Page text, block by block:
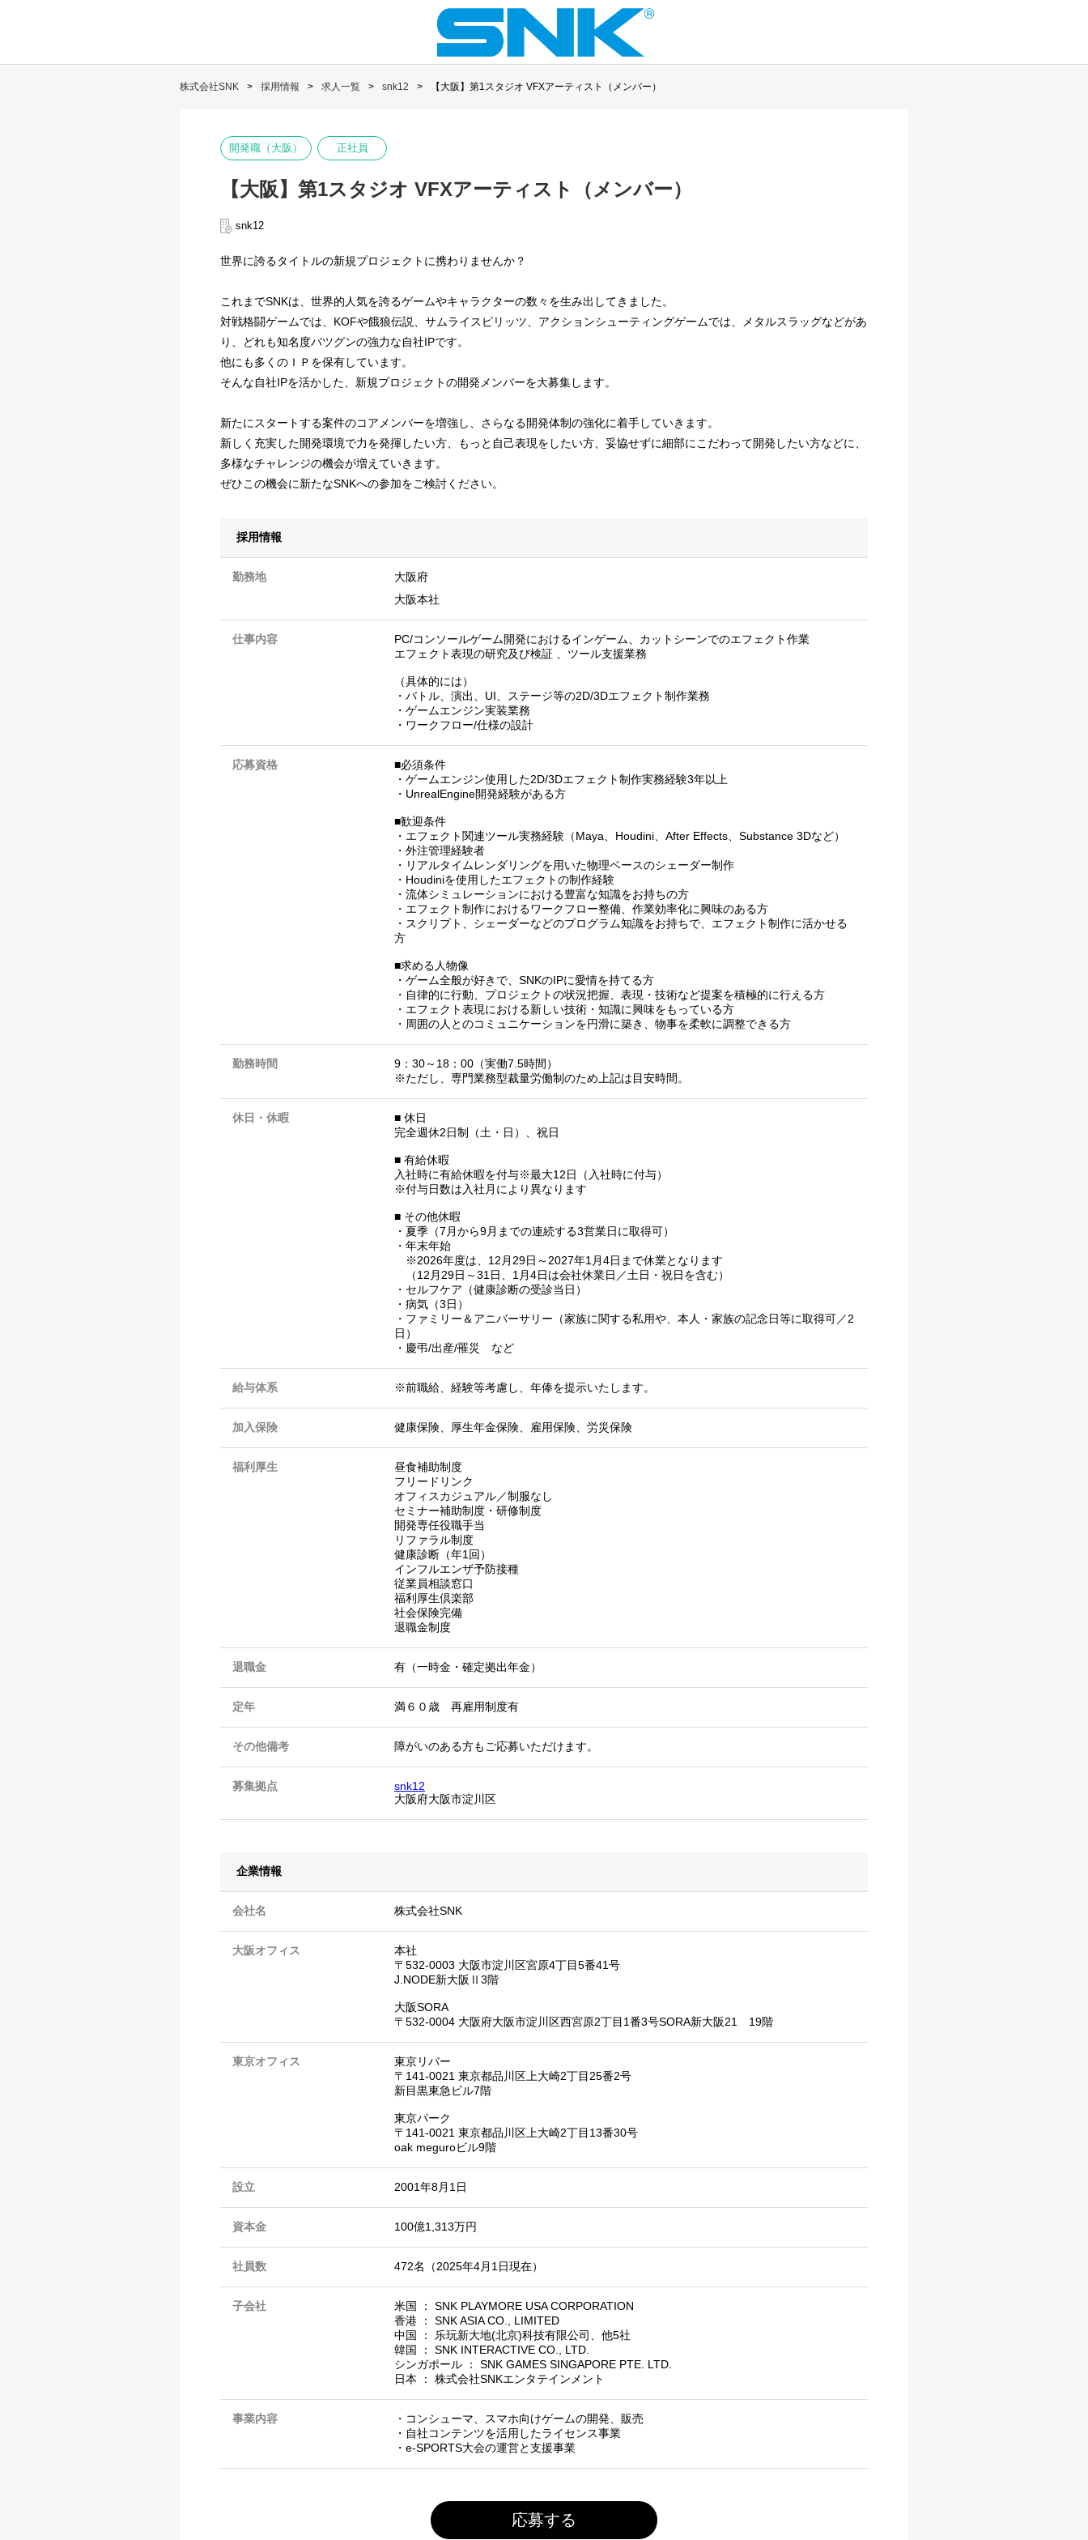
株式会社SNK 採用情報 求人一覧 snk12 【大阪】第1スタジオ VFXアーティスト（メンバー）
開発職（大阪） 正社員
【大阪】第1スタジオ VFXアーティスト（メンバー）
snk12
世界に誇るタイトルの新規プロジェクトに携わりませんか？
これまでSNKは、世界的人気を誇るゲームやキャラクターの数々を生み出してきました。
対戦格闘ゲームでは、KOFや餓狼伝説、サムライスピリッツ、アクションシューティングゲームでは、メタルスラッグなどがあ
り、どれも知名度バツグンの強力な自社IPです。
他にも多くのＩＰを保有しています。
そんな自社IPを活かした、新規プロジェクトの開発メンバーを大募集します。
新たにスタートする案件のコアメンバーを増強し、さらなる開発体制の強化に着手していきます。
新しく充実した開発環境で力を発揮したい方、もっと自己表現をしたい方、妥協せずに細部にこだわって開発したい方などに、
多様なチャレンジの機会が増えていきます。
ぜひこの機会に新たなSNKへの参加をご検討ください。
採用情報
勤務地
大阪府
大阪本社
仕事内容
PC/コンソールゲーム開発におけるインゲーム、カットシーンでのエフェクト作業
エフェクト表現の研究及び検証 、ツール支援業務
（具体的には）
・バトル、演出、UI、ステージ等の2D/3Dエフェクト制作業務
・ゲームエンジン実装業務
・ワークフロー/仕様の設計
応募資格
■必須条件
・ゲームエンジン使用した2D/3Dエフェクト制作実務経験3年以上
・UnrealEngine開発経験がある方
■歓迎条件
・エフェクト関連ツール実務経験（Maya、Houdini、After Effects、Substance 3Dなど）
・外注管理経験者
・リアルタイムレンダリングを用いた物理ベースのシェーダー制作
・Houdiniを使用したエフェクトの制作経験
・流体シミュレーションにおける豊富な知識をお持ちの方
・エフェクト制作におけるワークフロー整備、作業効率化に興味のある方
・スクリプト、シェーダーなどのプログラム知識をお持ちで、エフェクト制作に活かせる
方
■求める人物像
・ゲーム全般が好きで、SNKのIPに愛情を持てる方
・自律的に行動、プロジェクトの状況把握、表現・技術など提案を積極的に行える方
・エフェクト表現における新しい技術・知識に興味をもっている方
・周囲の人とのコミュニケーションを円滑に築き、物事を柔軟に調整できる方
勤務時間
9：30～18：00（実働7.5時間）
※ただし、専門業務型裁量労働制のため上記は目安時間。
休日・休暇
■ 休日
完全週休2日制（土・日）、祝日
■ 有給休暇
入社時に有給休暇を付与※最大12日（入社時に付与）
※付与日数は入社月により異なります
■ その他休暇
・夏季（7月から9月までの連続する3営業日に取得可）
・年末年始
※2026年度は、12月29日～2027年1月4日まで休業となります
（12月29日～31日、1月4日は会社休業日／土日・祝日を含む）
・セルフケア（健康診断の受診当日）
・病気（3日）
・ファミリー＆アニバーサリー（家族に関する私用や、本人・家族の記念日等に取得可／2
日）
・慶弔/出産/罹災 など
給与体系 ※前職給、経験等考慮し、年俸を提示いたします。
加入保険 健康保険、厚生年金保険、雇用保険、労災保険
福利厚生
昼食補助制度
フリードリンク
オフィスカジュアル／制服なし
セミナー補助制度・研修制度
開発専任役職手当
リファラル制度
健康診断（年1回）
インフルエンザ予防接種
従業員相談窓口
福利厚生倶楽部
社会保険完備
退職金制度
退職金 有（一時金・確定拠出年金）
定年 満６０歳 再雇用制度有
その他備考 障がいのある方もご応募いただけます。
募集拠点
snk12
大阪府大阪市淀川区
企業情報
会社名 株式会社SNK
大阪オフィス
本社
〒532-0003 大阪市淀川区宮原4丁目5番41号
J.NODE新大阪Ⅱ3階
大阪SORA
〒532-0004 大阪府大阪市淀川区西宮原2丁目1番3号SORA新大阪21 19階
東京オフィス
東京リバー
〒141-0021 東京都品川区上大崎2丁目25番2号
新目黒東急ビル7階
東京パーク
〒141-0021 東京都品川区上大崎2丁目13番30号
oak meguroビル9階
設立 2001年8月1日
資本金 100億1,313万円
社員数 472名（2025年4月1日現在）
子会社
米国 ： SNK PLAYMORE USA CORPORATION
香港 ： SNK ASIA CO., LIMITED
中国 ： 乐玩新大地(北京)科技有限公司、他5社
韓国 ： SNK INTERACTIVE CO., LTD.
シンガポール ： SNK GAMES SINGAPORE PTE. LTD.
日本 ： 株式会社SNKエンタテインメント
事業内容
・コンシューマ、スマホ向けゲームの開発、販売
・自社コンテンツを活用したライセンス事業
・e-SPORTS大会の運営と支援事業
応募する